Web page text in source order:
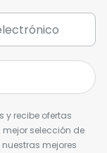
y recibe ofertas
selección de
mejores